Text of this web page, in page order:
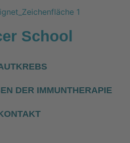
School
DER IMMUNTHERAPIE